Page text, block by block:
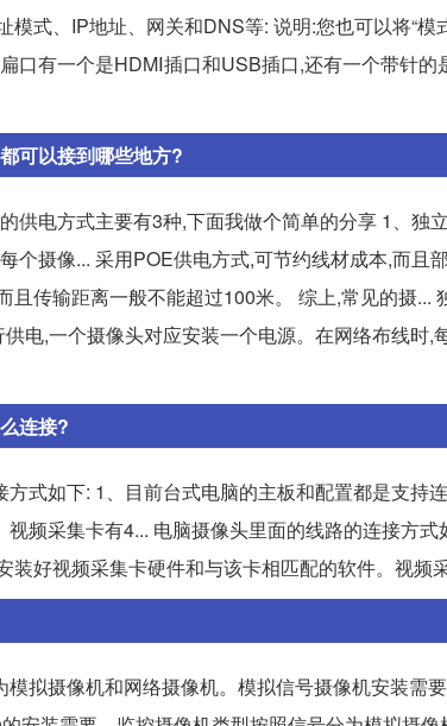
模式、IP地址、网关和DNS等: 说明:您也可以将“
口有一个是HDMⅠ插口和USB插口,还有一个带针
可以接到哪些地方?
供电方式主要有3种,下面我做个简单的分享 1、
个摄像... 采用POE供电方式,可节约线材成本,而且
且传输距离一般不能超过100米。 综上,常见的摄
电,一个摄像头对应安装一个电源。在网络布线时
连接?
式如下: 1、目前台式电脑的主板和配置都是支持
频采集卡有4... 电脑摄像头里面的线路的连接方
好视频采集卡硬件和与该卡相匹配的软件。视频采
拟摄像机和网络摄像机。模拟信号摄像机安装需